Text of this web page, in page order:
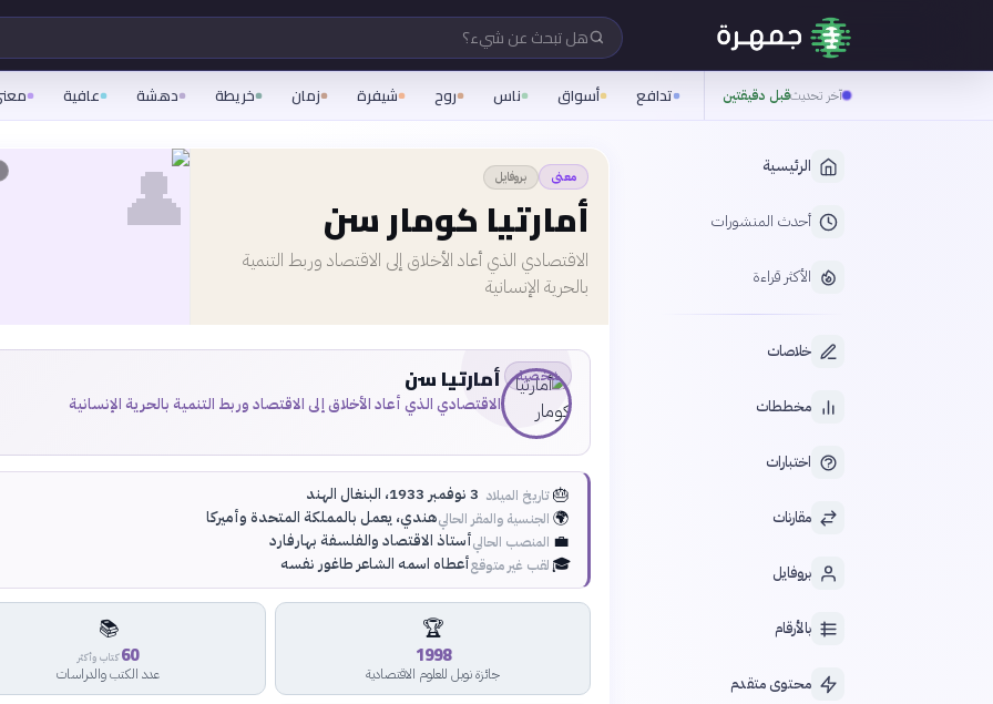
هل تبحث عن شيء؟
آخر تحديثقبل دقيقتين تدافع أسواق ناس روح شيفرة زمان خريطة دهشة عافية
الرئيسية
أحدث المنشورات
الأكثر قراءة
خلاصات
مخططات
اختبارات
مقارنات
بروفايل
بالأرقام
محتوى متقدم
معنى بروفايل
أمارتيا كومار سن
الاقتصادي الذي أعاد الأخلاق إلى الاقتصاد وربط التنمية
بالحرية الإنسانية
👤
شخصية أمارتيا سن
الاقتصادي الذي أعاد الأخلاق إلى الاقتصاد وربط التنمية بالحرية الإنسانية
🎂تاريخ الميلاد 3 نوفمبر 1933، البنغال الهند
🌍 الجنسية والمقر الحاليهندي، يعمل بالمملكة المتحدة وأميركا
💼 المنصب الحاليأستاذ الاقتصاد والفلسفة بهارفارد
🎓لقب غير متوقعأعطاه اسمه الشاعر طاغور نفسه
🏆
1998
جائزة نوبل للعلوم الاقتصادية
📚
60 كتاب وأكثر
عدد الكتب والدراسات